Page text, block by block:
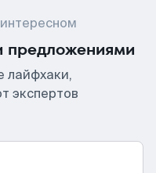
предложениями
лайфхаки,
экспертов